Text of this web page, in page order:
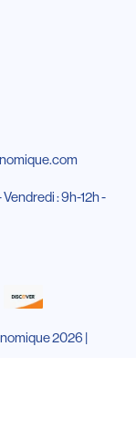
: 9h-12h -
2026 |